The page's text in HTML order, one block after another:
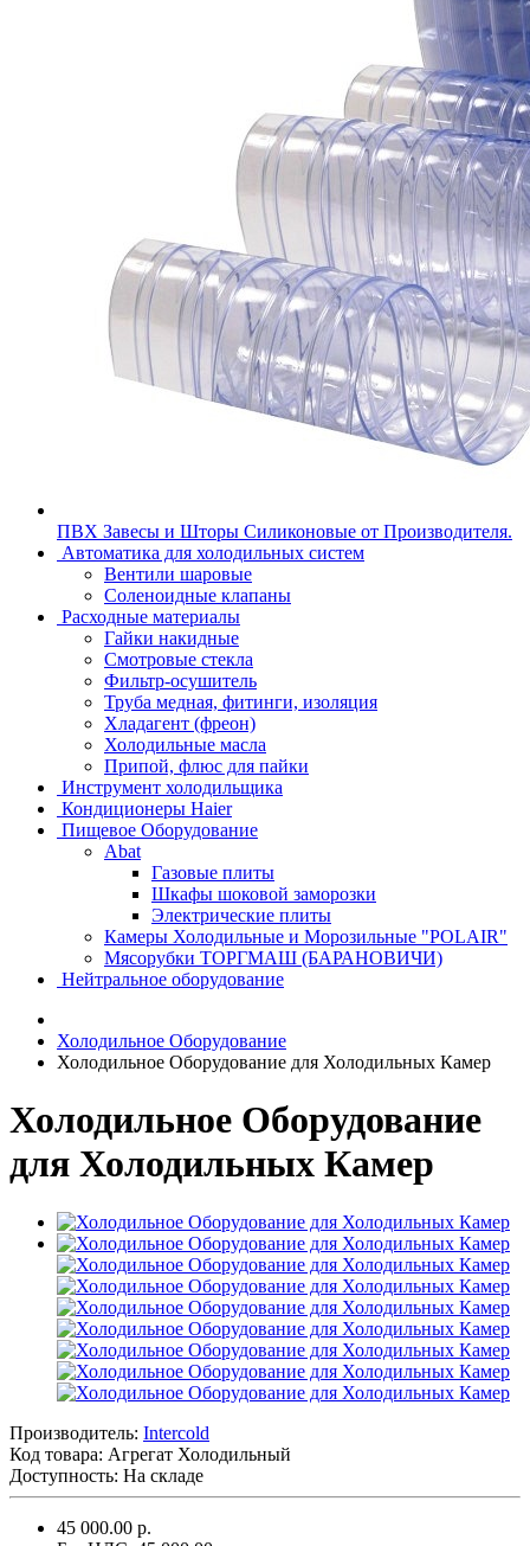
ПВХ Завесы и Шторы Силиконовые от Производителя.
Автоматика для холодильных систем
Вентили шаровые
Соленоидные клапаны
Расходные материалы
Гайки накидные
Смотровые стекла
Фильтр-осушитель
Труба медная, фитинги, изоляция
Хладагент (фреон)
Холодильные масла
Припой, флюс для пайки
Инструмент холодильщика
Кондиционеры Haier
Пищевое Оборудование
Abat
Газовые плиты
Шкафы шоковой заморозки
Электрические плиты
Камеры Холодильные и Морозильные "POLAIR"
Мясорубки ТОРГМАШ (БАРАНОВИЧИ)
Нейтральное оборудование
Холодильное Оборудование
Холодильное Оборудование для Холодильных Камер
Холодильное Оборудование
для Холодильных Камер
Производитель: Intercold
Код товара: Агрегат Холодильный
Доступность: На складе
45 000.00 р.